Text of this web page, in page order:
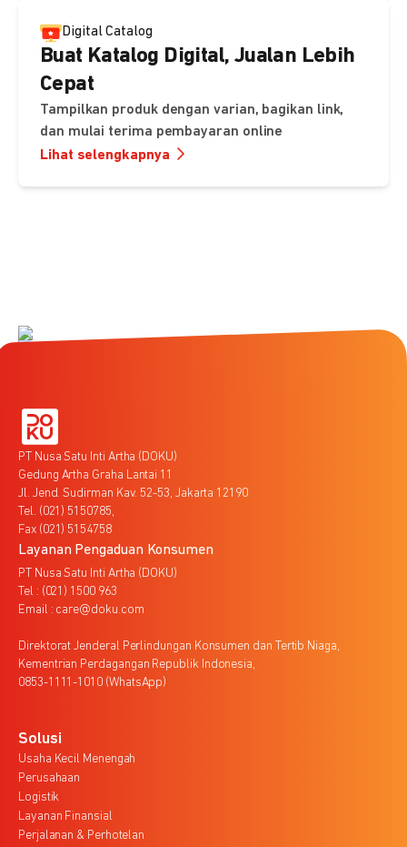
Digital Catalog
Buat Katalog Digital, Jualan Lebih
Cepat
Tampilkan produk dengan varian, bagikan link,
dan mulai terima pembayaran online
Lihat selengkapnya
PT Nusa Satu Inti Artha (DOKU)
Gedung Artha Graha Lantai 11
Jl. Jend. Sudirman Kav. 52-53, Jakarta 12190
Tel. (021) 5150785,
Fax (021) 5154758
Layanan Pengaduan Konsumen
PT Nusa Satu Inti Artha (DOKU)
Tel : (021) 1500 963
Email : care@doku.com
Direktorat Jenderal Perlindungan Konsumen dan Tertib Niaga,
Kementrian Perdagangan Republik Indonesia,
0853-1111-1010 (WhatsApp)
Solusi
Usaha Kecil Menengah
Perusahaan
Logistik
Layanan Finansial
Perjalanan & Perhotelan